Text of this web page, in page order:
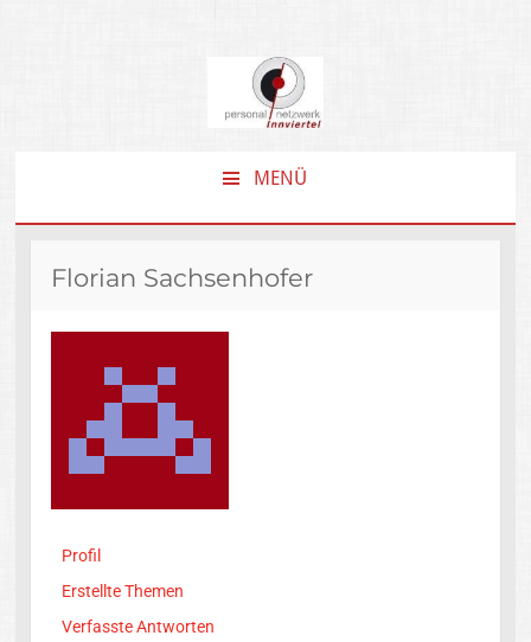
MENÜ
INHALT
Florian Sachsenhofer
Profil
Erstellte Themen
Verfasste Antworten